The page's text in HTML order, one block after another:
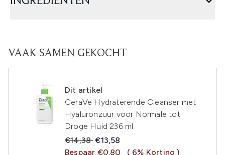
VAAK SAMEN GEKOCHT
Dit artikel
CeraVe Hydraterende Cleanser met
Hyaluronzuur voor Normale tot
Droge Huid 236 ml
Recommended Retail Price:
€14,38Huidige prijs:
€13,58
Bespaar €0.80
( 6% Korting )